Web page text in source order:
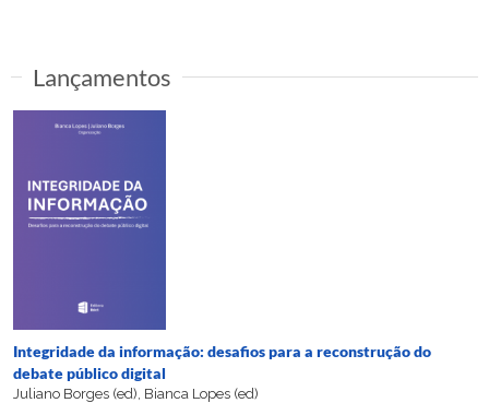
Lançamentos
Integridade da informação: desafios para a reconstrução do
debate público digital
Juliano Borges (ed), Bianca Lopes (ed)